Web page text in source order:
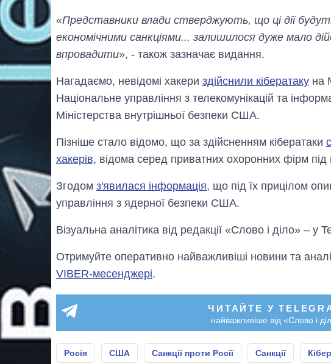
«Представники влади стверджують, що ці дії
економічними санкціями... залишилося дуже мало
впровадити», - також зазначає видання.
Нагадаємо, невідомі хакери здійснили кібератаку на
Національне управління з телекомунікацій та
Міністерства внутрішньої безпеки США.
Пізніше стало відомо, що за здійсненням кібератаки
хакерів, відома серед приватних охоронних фірм
Згодом з'явилася інформація, що під їх прицілом
управління з ядерної безпеки США.
Візуальна аналітика від редакції «Слово і діло» – у
Отримуйте оперативно найважливіші новини та
VIBER-месенджері.
ЧИТАЙТЕ У
найважливіше від «Слово і
Росія США Санкції проти Росії Санкції